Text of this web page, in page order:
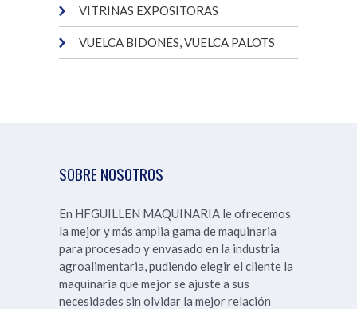
VITRINAS EXPOSITORAS
VUELCA BIDONES, VUELCA PALOTS
SOBRE NOSOTROS
En HFGUILLEN MAQUINARIA le ofrecemos
la mejor y más amplia gama de maquinaria
para procesado y envasado en la industria
agroalimentaria, pudiendo elegir el cliente la
maquinaria que mejor se ajuste a sus
necesidades sin olvidar la mejor relación